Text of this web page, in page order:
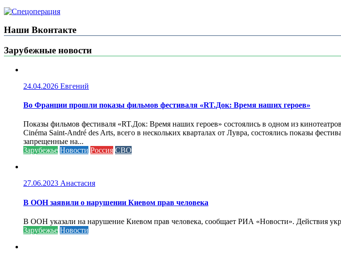
Наши Вконтакте
Зарубежные новости
24.04.2026 Евгений
Во Франции прошли показы фильмов фестиваля «RT.Док: Время наших героев»
Показы фильмов фестиваля «RT.Док: Время наших героев» состоялись в одном из
Cinéma Saint-André des Arts, всего в нескольких кварталах от Лувра, состоялись показы
запрещенные на...
Зарубежье Новости Россия СВО
27.06.2023 Анастасия
В ООН заявили о нарушении Киевом прав человека
В ООН указали на нарушение Киевом прав человека, сообщает РИА «Новости». Действия
Зарубежье Новости